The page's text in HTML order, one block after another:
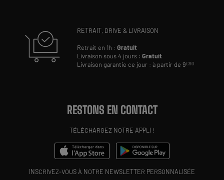
RETRAIT, DRIVE & LIVRAISON
Retrait en 1h :Gratuit
Livraison sous 4 jours :Gratuit
Livraison garantie ce jour : à partir de 9€90
RESTONS EN CONTACT
TÉLÉCHARGEZ NOTRE APPLI !
INSCRIVEZ-VOUS À NOTRE NEWSLETTER PERSONNALISÉE